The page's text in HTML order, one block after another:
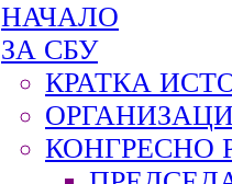
НАЧАЛО
ЗА СБУ
КРАТКА
КОНГРЕСНО